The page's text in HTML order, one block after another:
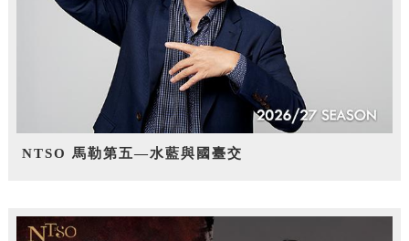
NTSO 馬勒第五—水藍與國臺交